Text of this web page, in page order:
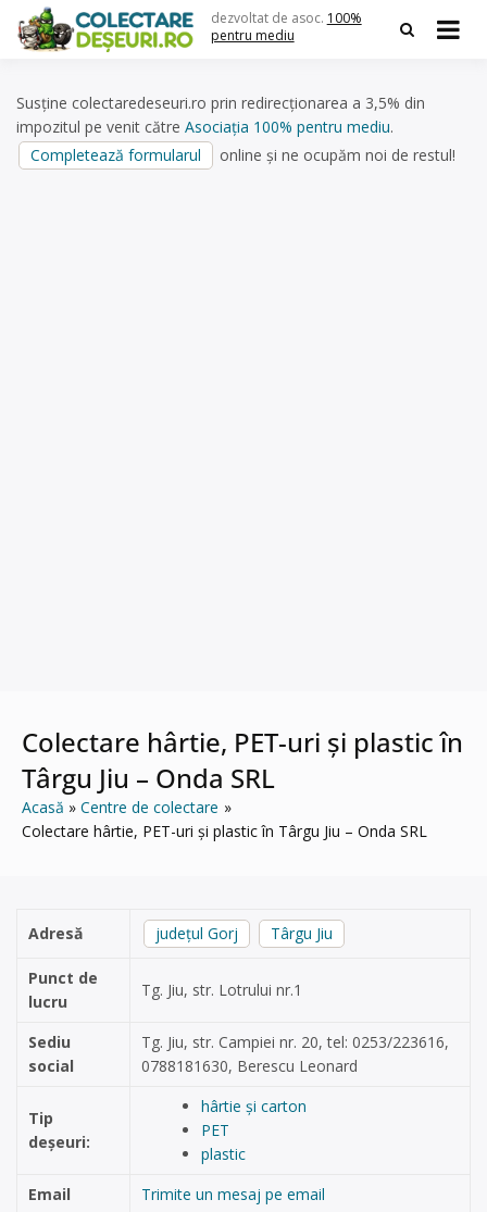
content
dezvoltat de asoc. 100%
pentru mediu
Susține colectaredeseuri.ro prin redirecționarea a 3,5% din
impozitul pe venit către Asociația 100% pentru mediu.
Completează formularul
online și ne ocupăm noi de restul!
Colectare hârtie, PET-uri și plastic în
Târgu Jiu – Onda SRL
Acasă
Centre de colectare
Colectare hârtie, PET-uri și plastic în Târgu Jiu – Onda SRL
Adresă județul Gorj Târgu Jiu
Punct de
lucru
Tg. Jiu, str. Lotrului nr.1
Sediu
social
Tg. Jiu, str. Campiei nr. 20, tel: 0253/223616,
0788181630, Berescu Leonard
Tip
deșeuri:
hârtie și carton
PET
plastic
Email
Trimite un mesaj pe email